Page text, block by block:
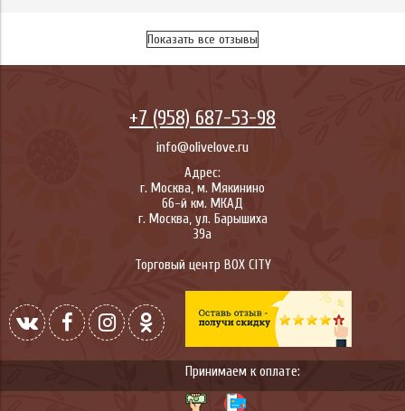
Показать все отзывы
+7 (958) 687-53-98
info@olivelove.ru
Адрес:
г. Москва, м. Мякинино
66-й км. МКАД
г. Москва, ул. Барышиха
39а
Торговый центр BOX CITY
Принимаем к оплате: